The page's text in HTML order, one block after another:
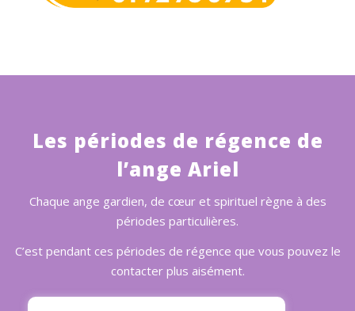
Les périodes de régence de
l’ange Ariel
Chaque ange gardien, de cœur et spirituel règne à des
périodes particulières.
C’est pendant ces périodes de régence que vous pouvez le
contacter plus aisément.